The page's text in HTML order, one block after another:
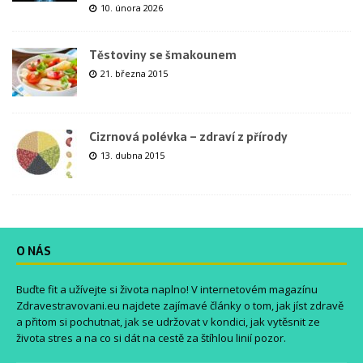
10. února 2026
Těstoviny se šmakounem
21. března 2015
Cizrnová polévka – zdraví z přírody
13. dubna 2015
O NÁS
Buďte fit a užívejte si života naplno! V internetovém magazínu
Zdravestravovani.eu najdete zajímavé články o tom, jak jíst zdravě
a přitom si pochutnat, jak se udržovat v kondici, jak vytěsnit ze
života stres a na co si dát na cestě za štíhlou linií pozor.